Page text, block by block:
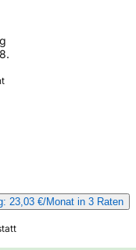
23,03 €/Monat in 3 Raten